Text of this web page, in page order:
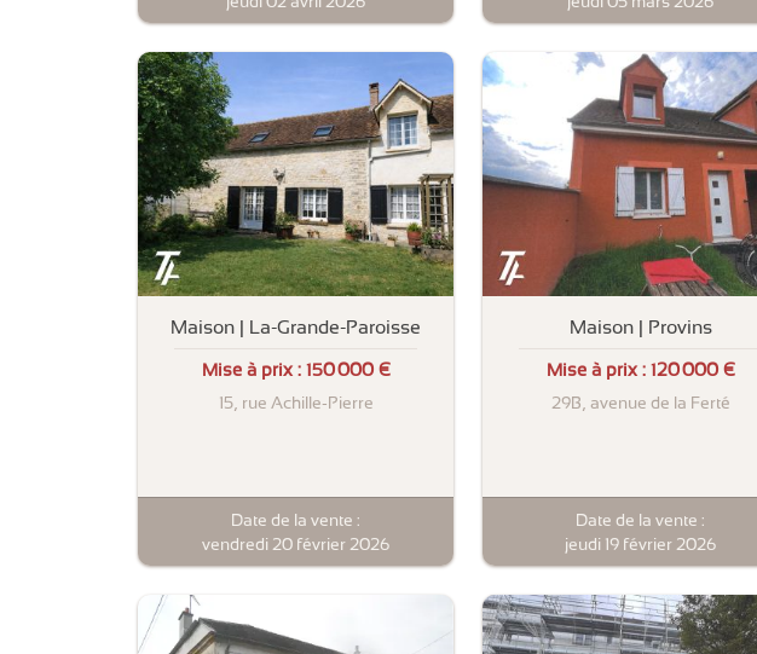
Maison | La-Grande-Paroisse
Mise à prix : 150 000 €
15, rue Achille-Pierre
Date de la vente :
vendredi 20 février 2026
Maison | Provins
Mise à prix : 120 000 €
29B, avenue de la Ferté
Date de la vente :
jeudi 19 février 2026